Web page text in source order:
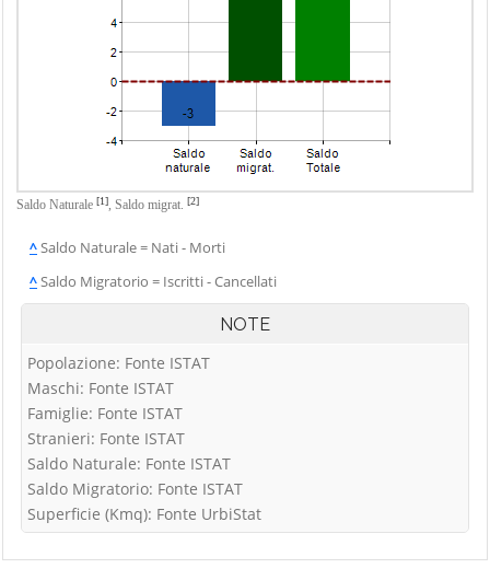
Saldo Naturale [1], Saldo migrat. [2]
^Saldo Naturale = Nati - Morti
^Saldo Migratorio = Iscritti - Cancellati
NOTE
Popolazione: Fonte ISTAT
Maschi: Fonte ISTAT
Famiglie: Fonte ISTAT
Stranieri: Fonte ISTAT
Saldo Naturale: Fonte ISTAT
Saldo Migratorio: Fonte ISTAT
Superficie (Kmq): Fonte UrbiStat